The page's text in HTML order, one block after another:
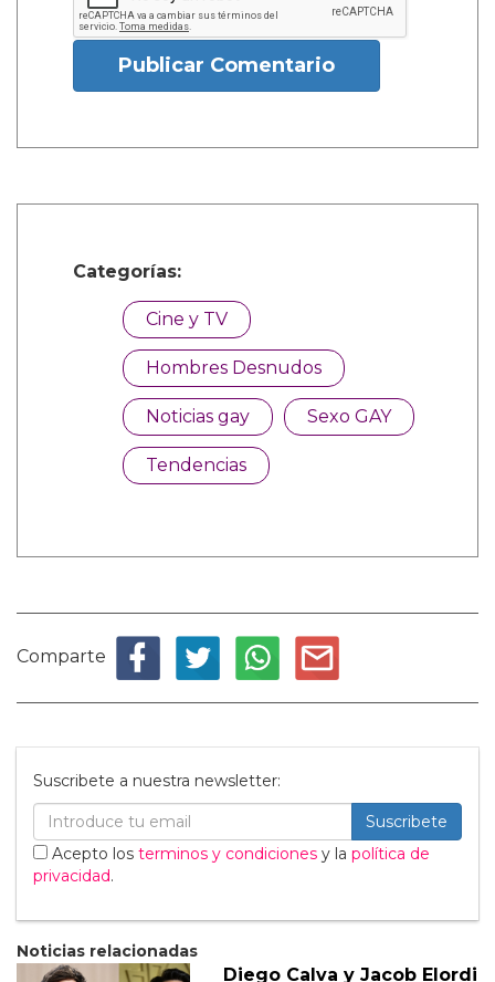
Publicar Comentario
Categorías:
Cine y TV
Hombres Desnudos
Noticias gay Sexo GAY
Tendencias
Comparte
Suscribete a nuestra newsletter:
Suscribete
Acepto los terminos y condiciones y la política de
privacidad.
Noticias relacionadas
Diego Calva y Jacob Elordi